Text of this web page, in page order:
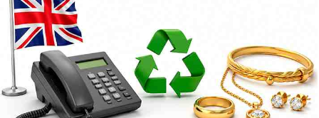
En la oportunidad, los expositores concordaron en la
importancia de que todos los actores, públicos y privados,
unan esfuerzos para avanzar en el desarrollo de esta
tecnologíaque surge como una respuesta clara a las
necesidades de contar con combustibles inocuos al medio
ambiente y destacaron las ventajas que tiene Chile para ser